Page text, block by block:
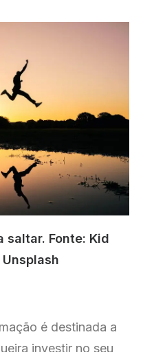
saltar. Fonte: Kid
é destinada a
investir no seu